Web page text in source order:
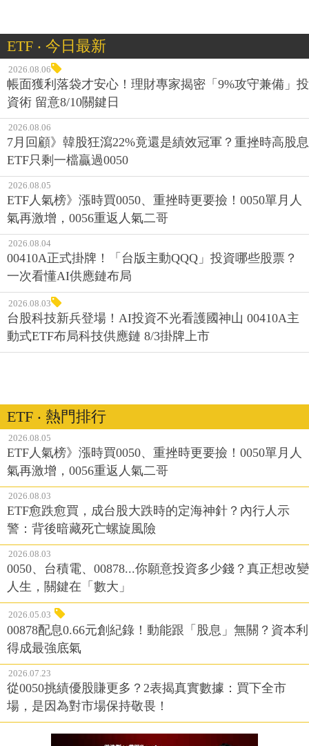
ETF ‧ 今日最新
2026.08.06
帳面獲利落袋才安心！理財專家揭密「9%攻守兼備」投
資術 留意8/10關鍵日
2026.08.06
7月回顧》韓股狂瀉22%竟還是績效冠軍？重挫時高股息
ETF只剩一檔贏過0050
2026.08.05
ETF人氣榜》漲時買0050、重挫時更要撿！0050單月人
氣再激增，0056重返人氣二哥
2026.08.04
00410A正式掛牌！「台版主動QQQ」投資哪些股票？
一次看懂AI供應鏈布局
2026.08.03
台股科技新兵登場！AI投資不光看護國神山 00410A主
動式ETF布局科技供應鏈 8/3掛牌上市
ETF ‧ 熱門排行
2026.08.05
ETF人氣榜》漲時買0050、重挫時更要撿！0050單月人
氣再激增，0056重返人氣二哥
2026.08.03
ETF愈跌愈買，成台股大跌時的定海神針？內行人示
警：背後暗藏死亡螺旋風險
2026.08.03
0050、台積電、00878...你願意投資多少錢？真正想改變
人生，關鍵在「數大」
2026.05.03
00878配息0.66元創紀錄！動能跟「股息」無關？資本利
得成最強底氣
2026.07.23
從0050挑績優股賺更多？2表揭真實數據：買下全市
場，是因為對市場保持敬畏！